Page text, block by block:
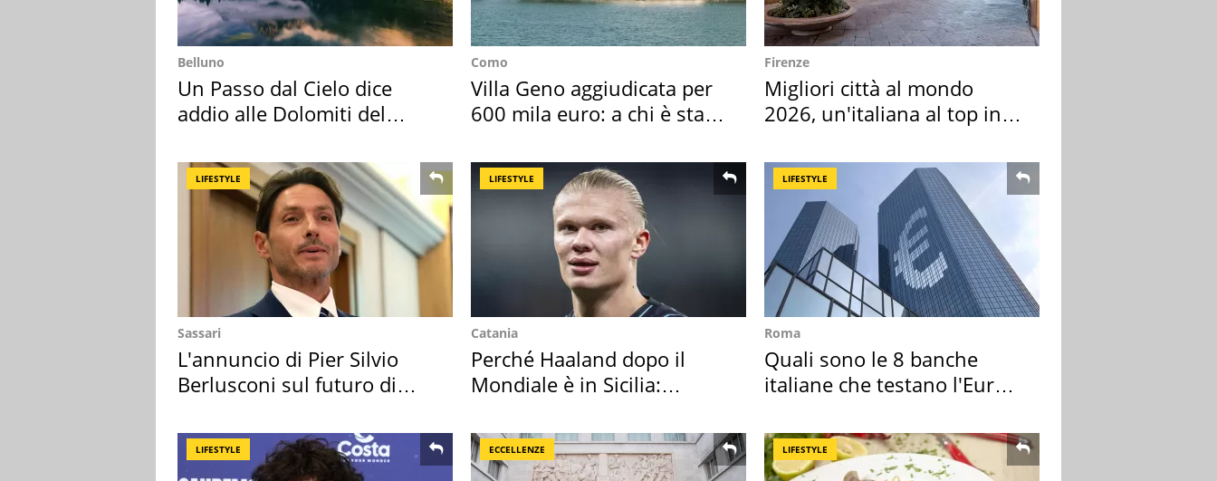
Belluno
Un Passo dal Cielo dice
addio alle Dolomiti del
Como
Villa Geno aggiudicata per
600 mila euro: a chi è stata
Firenze
Migliori città al mondo
2026, un'italiana al top in
LIFESTYLE
Sassari
L'annuncio di Pier Silvio
Berlusconi sul futuro di
LIFESTYLE
Catania
Perché Haaland dopo il
Mondiale è in Sicilia:
LIFESTYLE
Roma
Quali sono le 8 banche
italiane che testano l'Euro
LIFESTYLE ECCELLENZE LIFESTYLE